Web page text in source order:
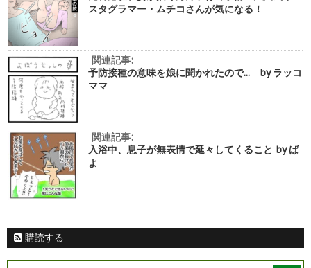
スタグラマー・ムチコさんが気になる！
関連記事:
予防接種の意味を娘に聞かれたので... by ラッコ
ママ
関連記事:
入浴中、息子が無表情で延々してくること by ば
よ
購読する